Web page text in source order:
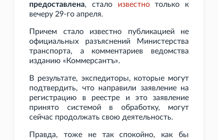
предоставлена, стало известнотолько к
вечеру 29-го апреля.
Причем стало известно публикацией не
официальных разъяснений Министерства
транспорта, а комментариев ведомства
изданию «Коммерсантъ».
В результате, экспедиторы, которые могут
подтвердить, что направили заявление на
регистрацию в реестре и это заявление
принято системой в обработку, могут
сейчас продолжать свою деятельность.
Правда, тоже не так спокойно, как бы